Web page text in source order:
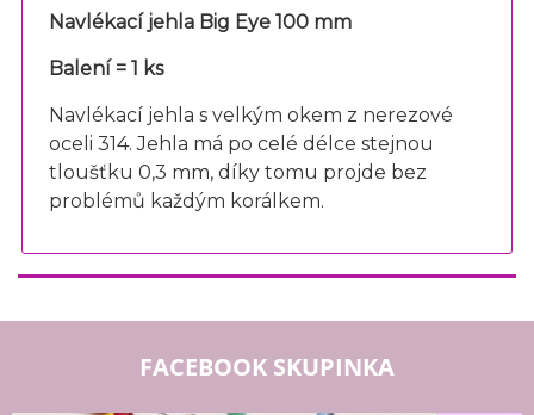
Navlékací jehla Big Eye 100 mm
Balení = 1 ks
Navlékací jehla s velkým okem z nerezové
oceli 314. Jehla má po celé délce stejnou
tloušťku 0,3 mm, díky tomu projde bez
problémů každým korálkem.
FACEBOOK SKUPINKA